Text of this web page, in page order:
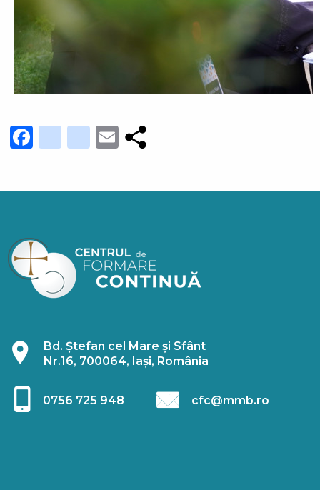
Facebook
youtube_channel
instagram
Email
Bd. Ștefan cel Mare și Sfânt
Nr.16, 700064, Iași, România
0756 725 948 cfc@mmb.ro